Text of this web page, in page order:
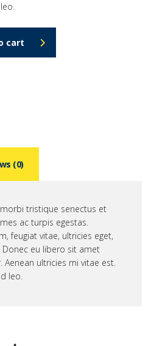
cart
(0)
tristique senectus et
ac turpis egestas.
feugiat vitae, ultricies eget,
eu libero sit amet
Aenean ultricies mi vitae est.
leo.